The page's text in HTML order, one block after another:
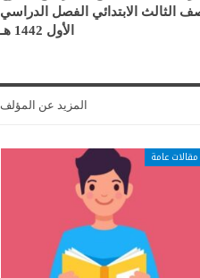
الثالث الابتدائي الفصل الدراسي
الأول 1442 هـ
المزيد عن المؤلف
مقالات عامة